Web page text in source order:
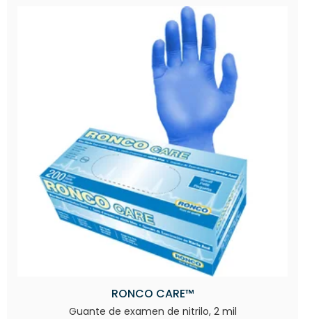
RONCO CARE™
Guante de examen de nitrilo, 2 mil